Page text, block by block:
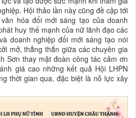
Hội thảo lần này cũng đề cập tới
hóa đổi mới sáng tạo của doanh
huy thế mạnh của nữ lãnh đạo các
doanh nghiệp đổi mới sáng tạo nói
mở, thẳng thắn giữa các chuyên gia
Sơn thay mặt đoàn công tác cảm ơn
giá cao những kết quả Hội LHPN
thời gian qua, đặc biệt là nỗ lực xây